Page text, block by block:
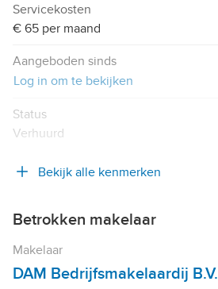
Servicekosten
€ 65 per maand
Aangeboden sinds
Log in om te bekijken
Status
Verhuurd
Bekijk alle kenmerken
Betrokken makelaar
Makelaar
DAM Bedrijfsmakelaardij B.V.